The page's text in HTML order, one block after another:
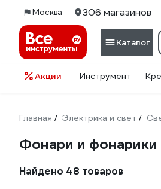
Москва 306 магазинов
Каталог
Акции Инструмент
Главная / Электрика и свет /
Фонари и
Найдено 48 товаров